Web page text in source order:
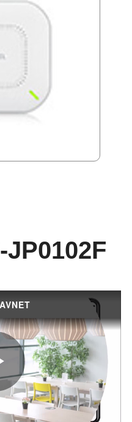
JP0102F